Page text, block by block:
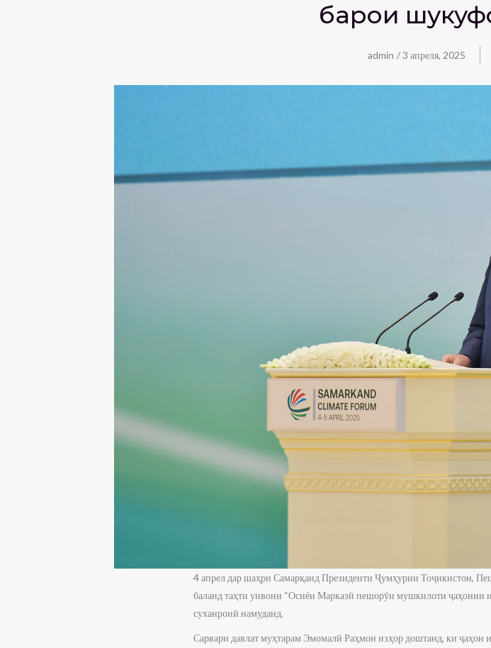
барои
admin /3 апреля, 2025
4 апрел дар шаҳри Самарқанд Президенти Ҷумҳурии Тоҷикистон,
баланд таҳти унвони “Осиёи Марказӣ пешорӯи мушкилоти
суханронӣ намуданд.
Сарвари давлат муҳтарам Эмомалӣ Раҳмон изҳор доштанд, ки ҷаҳон